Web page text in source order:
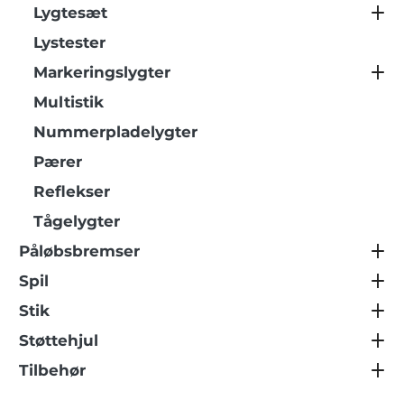
Lygtesæt
Lystester
Markeringslygter
Multistik
Nummerpladelygter
Pærer
Reflekser
Tågelygter
Påløbsbremser
Spil
Stik
Støttehjul
Tilbehør